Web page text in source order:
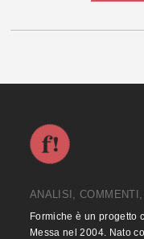
ANALISI, COMMENTI,
Formiche è un progetto
Messa nel 2004. Nato